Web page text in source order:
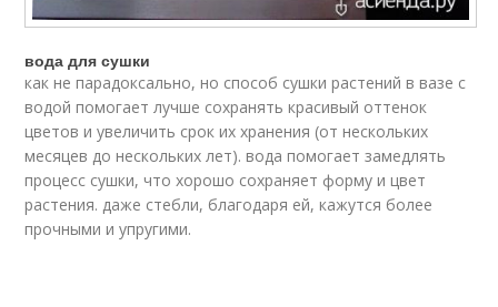
вода для сушки
как не парадоксально, но способ сушки растений в вазе с
водой помогает лучше сохранять красивый оттенок
цветов и увеличить срок их хранения (от нескольких
месяцев до нескольких лет). вода помогает замедлять
процесс сушки, что хорошо сохраняет форму и цвет
растения. даже стебли, благодаря ей, кажутся более
прочными и упругими.